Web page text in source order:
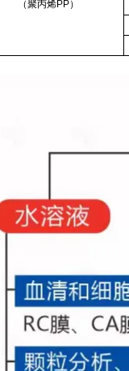
（聚丙烯PP）